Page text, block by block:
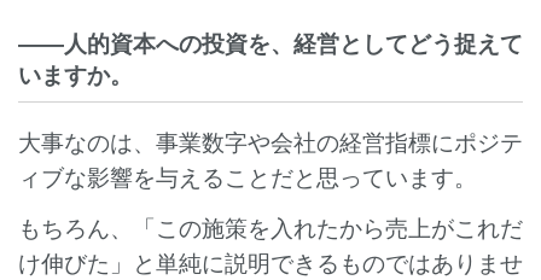
――人的資本への投資を、経営としてどう捉えて
いますか。
大事なのは、事業数字や会社の経営指標にポジテ
ィブな影響を与えることだと思っています。
もちろん、「この施策を入れたから売上がこれだ
け伸びた」と単純に説明できるものではありませ